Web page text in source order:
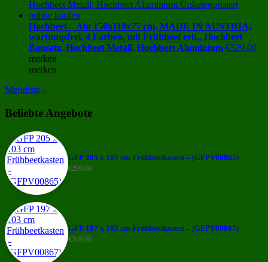
Hochbeet – Alu 150x119x77 cm, MADE IN AUSTRIA,
wartungsfrei, 4 Farben, mit Frühbeet erh., Hochbeet
Bausatz, Hochbeet Metall, Hochbeet Aluminium €529.00
merken
merken
Merkliste -
Beliebte Angebote
GFP 205 x 103 cm Frühbeetkasten – (GFPV00865)
€299.00
GFP 197 x 103 cm Frühbeetkasten – (GFPV00867)
€349.00